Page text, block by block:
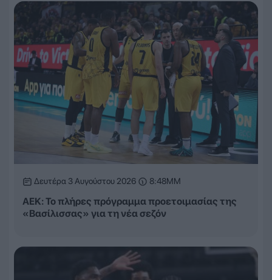
Δευτέρα 3 Αυγούστου 2026 8:48ΜΜ
ΑΕΚ: Το πλήρες πρόγραμμα προετοιμασίας της
«Βασίλισσας» για τη νέα σεζόν